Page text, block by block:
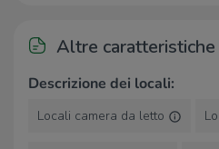
Negozi
H&M
Pimkie
Altre caratteristiche
Descrizione dei locali:
Locali camera da letto